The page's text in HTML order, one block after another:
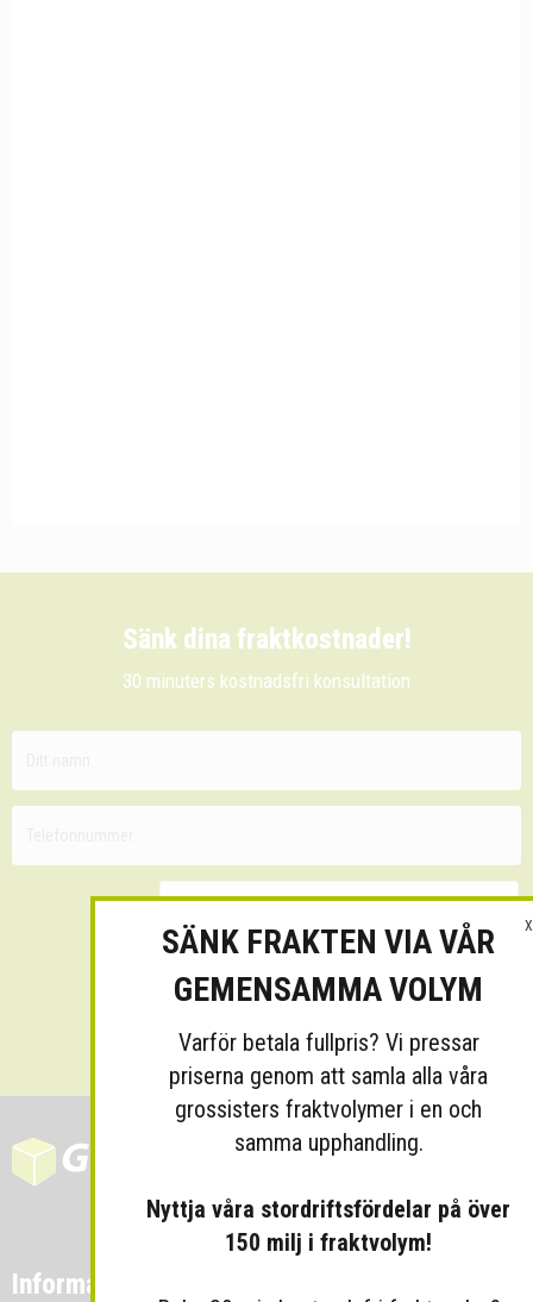
Sänk dina fraktkostnader!
30 minuters kostnadsfri konsultation
Information
X
SÄNK FRAKTEN VIA VÅR
GEMENSAMMA VOLYM
Varför betala fullpris? Vi pressar
priserna genom att samla alla våra
grossisters fraktvolymer i en och
samma upphandling.
Nyttja våra stordriftsfördelar på över
150 milj i fraktvolym!